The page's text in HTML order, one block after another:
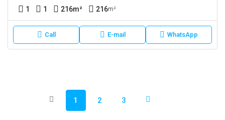
1 1 216m² 216m²
Call E-mail WhatsApp
1 2 3